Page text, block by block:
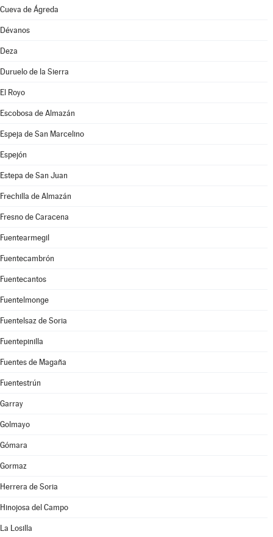
Cueva de Ágreda
Dévanos
Deza
Duruelo de la Sierra
El Royo
Escobosa de Almazán
Espeja de San Marcelino
Espejón
Estepa de San Juan
Frechilla de Almazán
Fresno de Caracena
Fuentearmegil
Fuentecambrón
Fuentecantos
Fuentelmonge
Fuentelsaz de Soria
Fuentepinilla
Fuentes de Magaña
Fuentestrún
Garray
Golmayo
Gómara
Gormaz
Herrera de Soria
Hinojosa del Campo
La Losilla